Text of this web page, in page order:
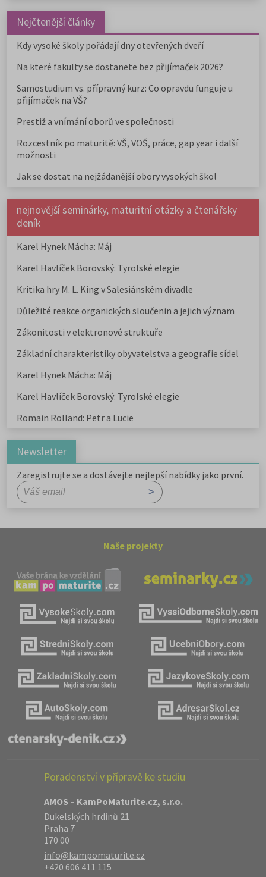
Nejčtenější články
Kdy vysoké školy pořádají dny otevřených dveří
Na které fakulty se dostanete bez přijímaček 2026?
Samostudium vs. přípravný kurz: Co opravdu funguje u
přijímaček na VŠ?
Prestiž a vnímání oborů ve společnosti
Rozcestník po maturitě: VŠ, VOŠ, práce, gap year i další
možnosti
Jak se dostat na nejžádanější obory vysokých škol
nejnovější seminárky, maturitní otázky a čtenářsky
deník
Karel Hynek Mácha: Máj
Karel Havlíček Borovský: Tyrolské elegie
Kritika hry M. L. King v Salesiánském divadle
Důležité reakce organických sloučenin a jejich význam
Zákonitosti v elektronové struktuře
Základní charakteristiky obyvatelstva a geografie sídel
Karel Hynek Mácha: Máj
Karel Havlíček Borovský: Tyrolské elegie
Romain Rolland: Petr a Lucie
Newsletter
Zaregistrujte se a dostávejte nejlepší nabídky jako první.
Naše projekty
Poradenství v přípravě ke studiu
AMOS – KamPoMaturite.cz, s.r.o.
Dukelských hrdinů 21
Praha 7
170 00
info@kampomaturite.cz
+420 606 411 115